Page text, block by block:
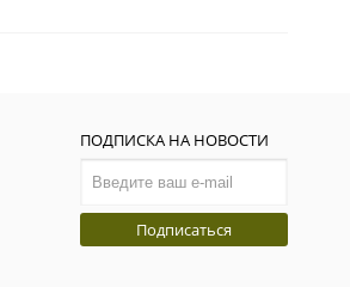
ПОДПИСКА НА НОВОСТИ
Подписаться